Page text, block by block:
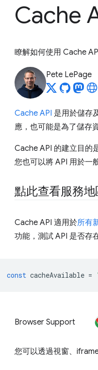
Cache
瞭解如何使用 Cache
Pete LePage
Cache API 是用於儲存
應，也可能是為了儲存
Cache API 的建立目的
您也可以將 API 用於一
點此查看服務地
Cache API 適用於所有
功能，測試 API 是否存
const cacheAvailable =
Browser Support
您可以透過視窗、